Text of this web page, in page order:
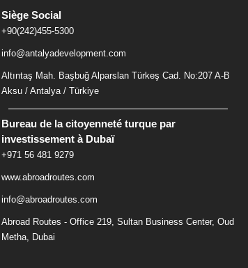
Siège Social
+90(242)455-5300
info@antalyadevelopment.com
Altıntaş Mah. Başbuğ Alparslan Türkeş Cad. No:207 A-B
Aksu / Antalya / Türkiye
Bureau de la citoyenneté turque par
investissement à Dubaï
+971 56 481 9279
www.abroadroutes.com
info@abroadroutes.com
Abroad Routes - Office 219, Sultan Business Center, Oud
Metha, Dubai